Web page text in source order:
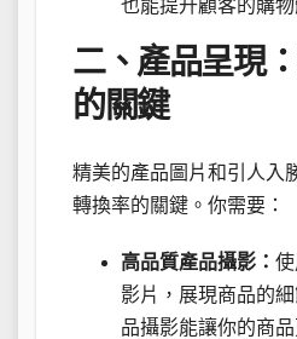
也能提升顧客的購物
二、產品呈現
的關鍵
精美的產品圖片和引人入
轉換率的關鍵。你需要：
高品質產品攝影：
影片，展現商品的
品攝影能讓你的商